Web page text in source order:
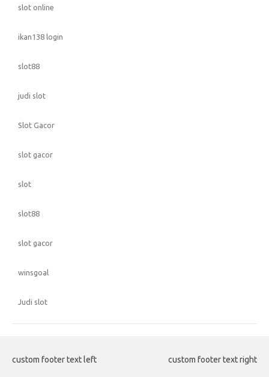
slot online
ikan138 login
slot88
judi slot
Slot Gacor
slot gacor
slot
slot88
slot gacor
winsgoal
Judi slot
custom footer text left custom footer text right